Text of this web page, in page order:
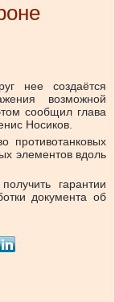
нее создаётся
возможной
сообщил глава
Носиков.
противотанковых
элементов вдоль
гарантии
документа об